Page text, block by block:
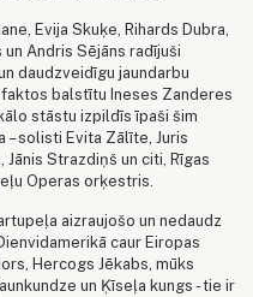
Evija Skuķe, Rihards Dubra,
un Andris Sējāns radījuši
daudzveidīgu jaundarbu
balstītu Ineses Zanderes
stāstu izpildīs īpaši šim
– solisti Evita Zālīte, Juris
Jānis Strazdiņš un citi, Rīgas
Operas orķestris.
aizraujošo un nedaudz
caur Eiropas
Hercogs Jēkabs, mūks
un Ķīseļa kungs - tie ir